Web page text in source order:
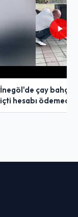
İnegöl'de çay
içti hesabı ödemedi